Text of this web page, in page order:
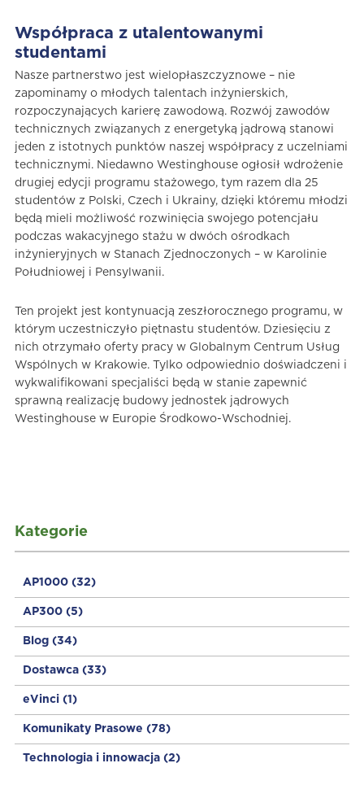
Kategorie
AP1000 (32)
AP300 (5)
Blog (34)
Dostawca (33)
eVinci (1)
Komunikaty Prasowe (78)
Technologia i innowacja (2)
Współpraca z utalentowanymi
studentami
Nasze partnerstwo jest wielopłaszczyznowe – nie
zapominamy o młodych talentach inżynierskich,
rozpoczynających karierę zawodową. Rozwój zawodów
technicznych związanych z energetyką jądrową stanowi
jeden z istotnych punktów naszej współpracy z uczelniami
technicznymi. Niedawno Westinghouse ogłosił wdrożenie
drugiej edycji programu stażowego, tym razem dla 25
studentów z Polski, Czech i Ukrainy, dzięki któremu młodzi
będą mieli możliwość rozwinięcia swojego potencjału
podczas wakacyjnego stażu w dwóch ośrodkach
inżynieryjnych w Stanach Zjednoczonych – w Karolinie
Południowej i Pensylwanii.
Ten projekt jest kontynuacją zeszłorocznego programu, w
którym uczestniczyło piętnastu studentów. Dziesięciu z
nich otrzymało oferty pracy w Globalnym Centrum Usług
Wspólnych w Krakowie. Tylko odpowiednio doświadczeni i
wykwalifikowani specjaliści będą w stanie zapewnić
sprawną realizację budowy jednostek jądrowych
Westinghouse w Europie Środkowo-Wschodniej.